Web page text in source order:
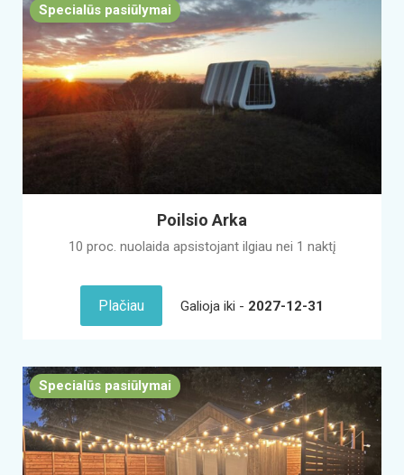
Specialūs pasiūlymai
Poilsio Arka
10 proc. nuolaida apsistojant ilgiau nei 1 naktį
Plačiau Galioja iki - 2027-12-31
Specialūs pasiūlymai